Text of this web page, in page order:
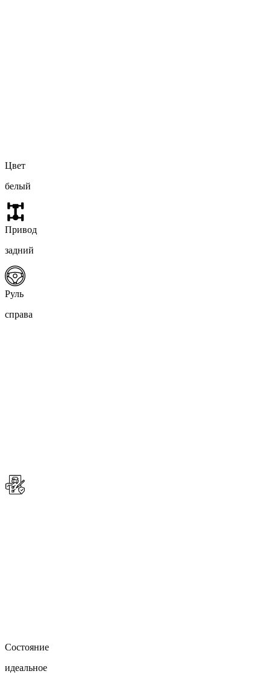
Цвет
белый
Привод
задний
Руль
справа
Состояние
идеальное